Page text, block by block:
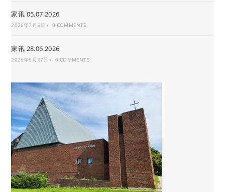
家讯 05.07.2026
2026年7月5日 / 0 COMMENTS
家讯 28.06.2026
2026年6月27日 / 0 COMMENTS